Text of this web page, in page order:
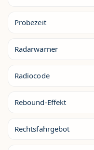
Probezeit
Radarwarner
Radiocode
Rebound-Effekt
Rechtsfahrgebot